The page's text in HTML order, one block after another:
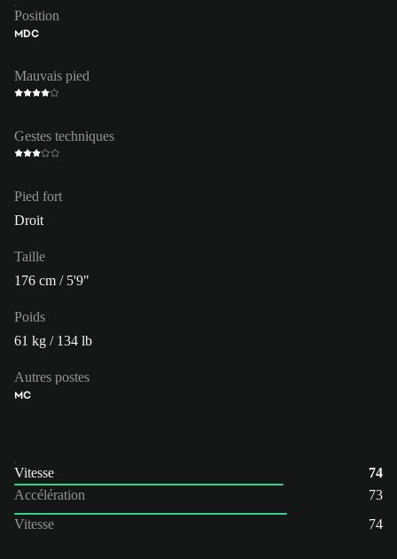
Position
MDC
Mauvais pied
Gestes techniques
Pied fort
Droit
Taille
176 cm / 5'9"
Poids
61 kg / 134 lb
Autres postes
MC
Vitesse
74
Accélération
73
Vitesse
74